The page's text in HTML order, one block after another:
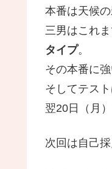
本番は天候
三男はこれ
タイプ。
その本番に
そしてテスト
翌20日（月
次回は自己